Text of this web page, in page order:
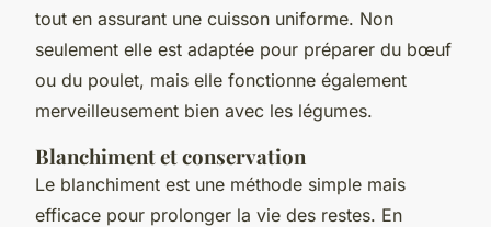
tout en assurant une cuisson uniforme. Non
seulement elle est adaptée pour préparer du bœuf
ou du poulet, mais elle fonctionne également
merveilleusement bien avec les légumes.
Blanchiment et conservation
Le blanchiment est une méthode simple mais
efficace pour prolonger la vie des restes. En